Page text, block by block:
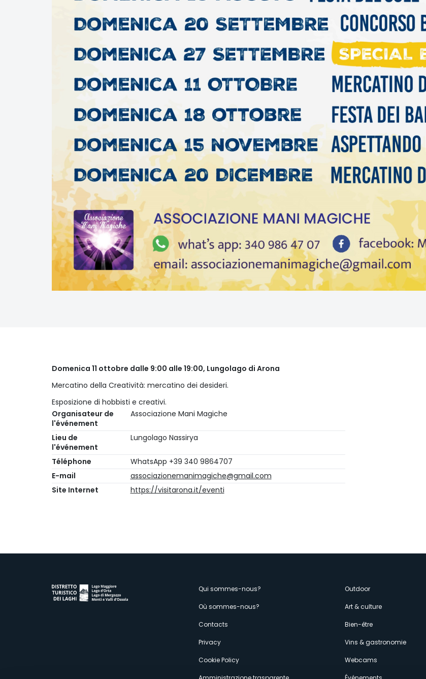
Domenica 11 ottobre dalle 9:00 alle 19:00, Lungolago di Arona
Mercatino della Creatività: mercatino dei desideri.
Esposizione di hobbisti e creativi.
Organisateur de
l'événement
Associazione Mani Magiche
Lieu de
l'événement
Lungolago Nassirya
Téléphone
WhatsApp +39 340 9864707
E-mail
associazionemanimagiche@gmail.com
Site Internet
https://visitarona.it/eventi
Menù
secondario
Qui sommes-nous?
Où sommes-nous?
Contacts
Privacy
Cookie Policy
Outdoor
Art & culture
Bien-être
Vins & gastronomie
Webcams